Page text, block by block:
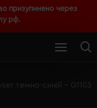
призупинено через
рф.
темно-синій - G1103